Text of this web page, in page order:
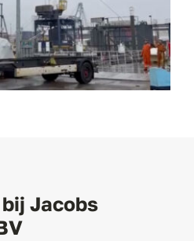
Jacobs